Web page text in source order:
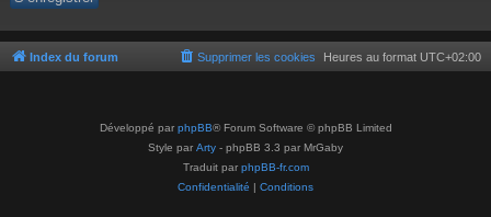
Index du forum Heures au format UTC+02:00
Supprimer les cookies
Développé par phpBB® Forum Software © phpBB Limited
Style par Arty - phpBB 3.3 par MrGaby
Traduit par phpBB-fr.com
Confidentialité | Conditions